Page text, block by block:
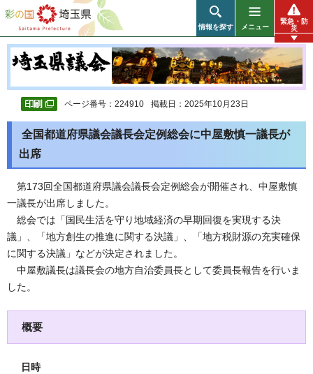
彩の国 埼玉県
情報を探す メニュー
緊急・防
災
ページ番号：224910 掲載日：2025年10月23日
全国都道府県議会議長会定例総会に中屋敷慎一議長が
出席
第173回全国都道府県議会議長会定例総会が開催され、中屋敷慎
一議長が出席しました。
総会では「国民生活を守り地域経済の早期回復を実現する決
議」、「地方創生の推進に関する決議」、「地方税財源の充実確保
に関する決議」などが決定されました。
中屋敷議長は議長会の地方自治委員長として委員長報告を行いま
した。
概要
日時